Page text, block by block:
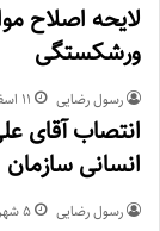
لایحه اصلاح
ورشکستگی
رسول رضایی ۱۱ اسفند‌ماه ۱۴۰۰
انتصاب آقای
انسانی
رسول رضایی ۵ شهریور‌ماه ۱۴۰۰